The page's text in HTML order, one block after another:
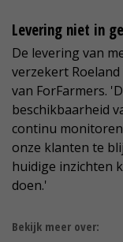
Levering niet in
De levering van
verzekert Roeland
van ForFarmers.
beschikbaarheid
continu
onze klanten te
huidige inzichten
doen.'
Bekijk meer over: